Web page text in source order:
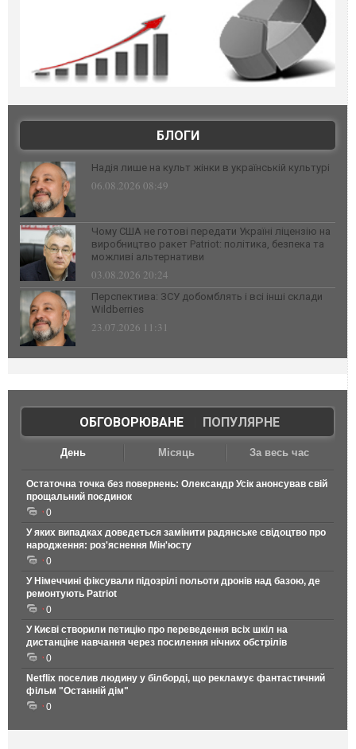
БЛОГИ
Надія лише на культ жінки в українській культурі
06.08.2026 08:49
Чому США не готові передати Україні ліцензію на
виробництво ракет Patriot: політика, безпека та
можливі альтернативи
03.08.2026 20:24
Перспектива: ЗСУ добомблять і всі інші склади
Wildberries
23.07.2026 11:31
ОБГОВОРЮВАНЕ| ПОПУЛЯРНЕ
День Місяць За весь час
Остаточна точка без повернень: Олександр Усік анонсував свій
прощальний поєдинок
0
У яких випадках доведеться замінити радянське свідоцтво про
народження: роз'яснення Мін'юсту
0
У Німеччині фіксували підозрілі польоти дронів над базою, де
ремонтують Patriot
0
У Києві створили петицію про переведення всіх шкіл на
дистанціне навчання через посилення нічних обстрілів
0
Netflix поселив людину у білборді, що рекламує фантастичний
фільм "Останній дім"
0